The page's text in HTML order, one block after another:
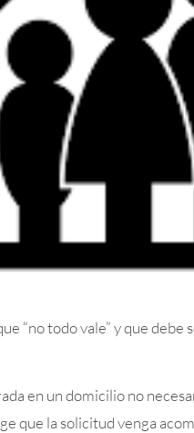
“no todo vale” y que
en un domicilio no
que la solicitud venga